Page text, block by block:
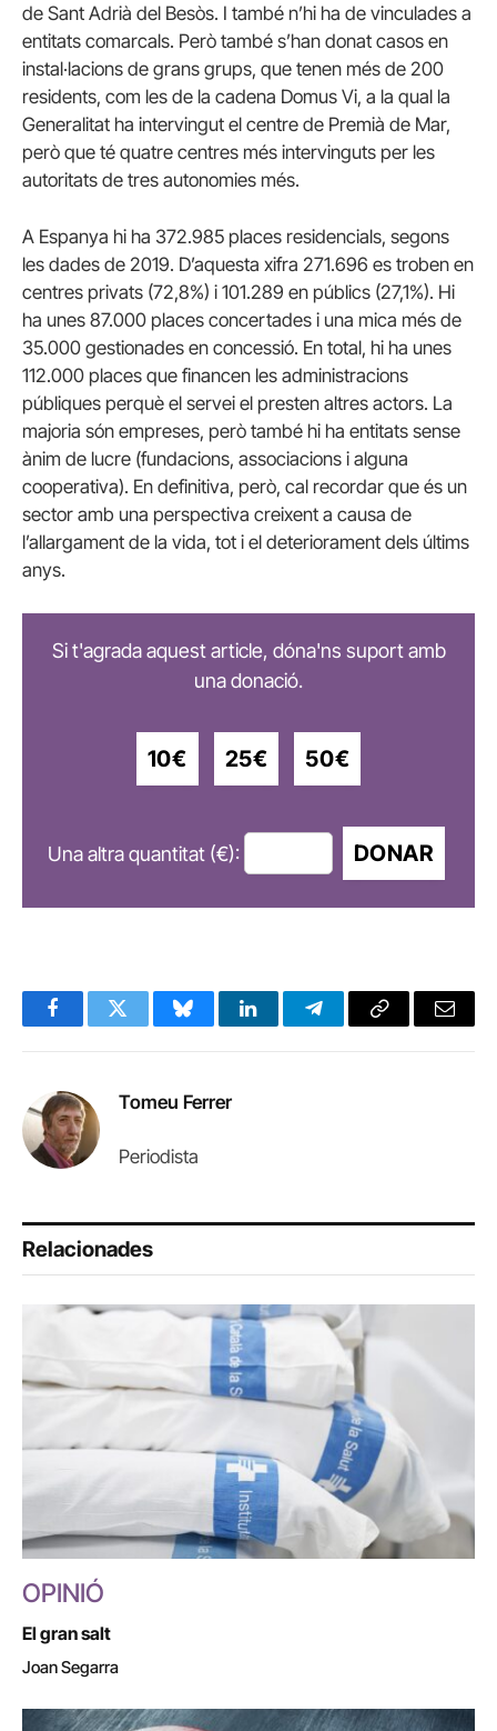
de Sant Adrià del Besòs. I també n’hi ha de vinculades a
entitats comarcals. Però també s’han donat casos en
instal·lacions de grans grups, que tenen més de 200
residents, com les de la cadena Domus Vi, a la qual la
Generalitat ha intervingut el centre de Premià de Mar,
però que té quatre centres més intervinguts per les
autoritats de tres autonomies més.
A Espanya hi ha 372.985 places residencials, segons
les dades de 2019. D’aquesta xifra 271.696 es troben en
centres privats (72,8%) i 101.289 en públics (27,1%). Hi
ha unes 87.000 places concertades i una mica més de
35.000 gestionades en concessió. En total, hi ha unes
112.000 places que financen les administracions
públiques perquè el servei el presten altres actors. La
majoria són empreses, però també hi ha entitats sense
ànim de lucre (fundacions, associacions i alguna
cooperativa). En definitiva, però, cal recordar que és un
sector amb una perspectiva creixent a causa de
l’allargament de la vida, tot i el deteriorament dels últims
anys.
Si t'agrada aquest article, dóna'ns suport amb
una donació.
10€ 25€ 50€
Una altra quantitat (€): DONAR
FacebookTwitter BlueskyLinkedInTelegramCopy
Email
Tomeu Ferrer
Periodista
Relacionades
OPINIÓ
El gran salt
Joan Segarra